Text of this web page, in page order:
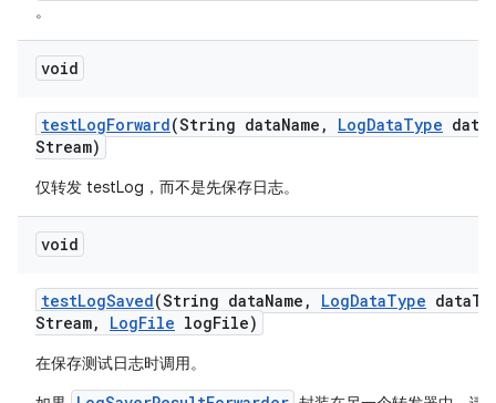
。
void
testLogForward(String dataName , LogDataType data
Stream)
仅转发 testLog，而不是先保存日志。
void
testLogSaved(String dataName , LogDataType data
Stream, LogFile logFile)
在保存测试日志时调用。